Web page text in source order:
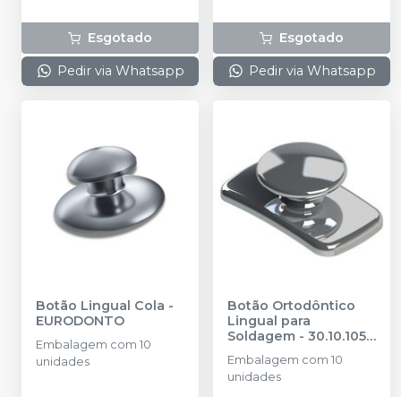
Esgotado
Pedir via Whatsapp
Esgotado
Pedir via Whatsapp
Botão Lingual Cola -
EURODONTO
Embalagem com 10
unidades
Botão Ortodôntico
Lingual para
Soldagem - 30.10.105-
MORELLI
Embalagem com 10
unidades